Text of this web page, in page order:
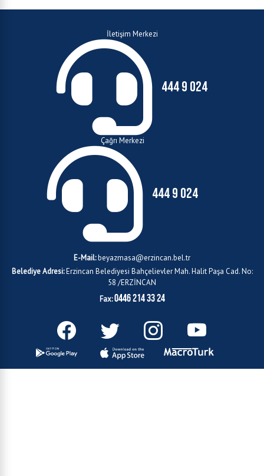
İletişim Merkezi
444 9 024
Çağrı Merkezi
444 9 024
E-Mail:beyazmasa@erzincan.bel.tr
Belediye Adresi:Erzincan Belediyesi Bahçelievler Mah. Halit Paşa Cad. No:
58 /ERZİNCAN
Fax:0446 214 33 24